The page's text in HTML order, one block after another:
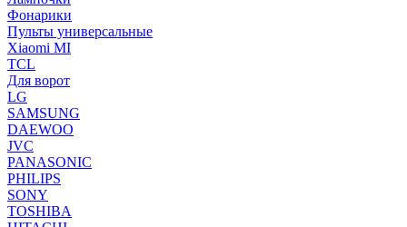
Фонарики
Пульты универсальные
Xiaomi MI
TCL
Для ворот
LG
SAMSUNG
DAEWOO
JVC
PANASONIC
PHILIPS
SONY
TOSHIBA